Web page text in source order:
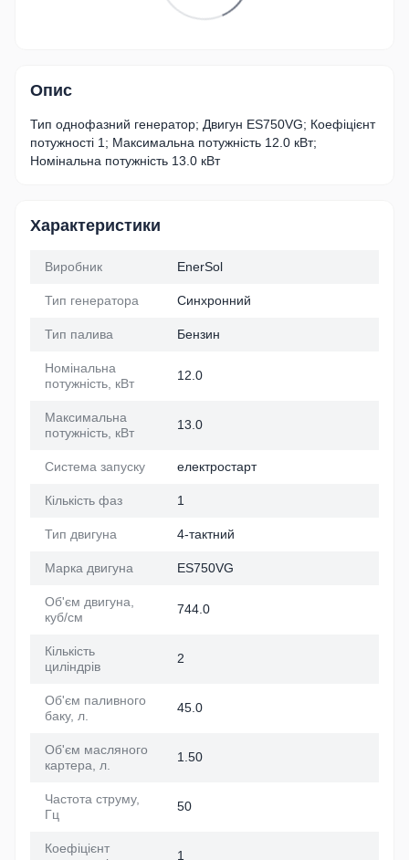
Опис
Тип однофазний генератор; Двигун ES750VG; Коефіцієнт
потужності 1; Максимальна потужність 12.0 кВт;
Номінальна потужність 13.0 кВт
Характеристики
Виробник EnerSol
Тип генератора Синхронний
Тип палива Бензин
Номінальна
потужність, кВт
12.0
Максимальна
потужність, кВт
13.0
Система запуску електростарт
Кількість фаз 1
Тип двигуна 4-тактний
Марка двигуна ES750VG
Об'єм двигуна,
куб/см
744.0
Кількість
циліндрів
2
Об'єм паливного
баку, л.
45.0
Об'єм масляного
картера, л.
1.50
Частота струму,
Гц
50
Коефіцієнт
1